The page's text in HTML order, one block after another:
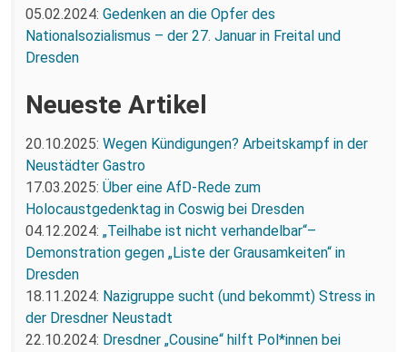
05.02.2024: Gedenken an die Opfer des
Nationalsozialismus – der 27. Januar in Freital und
Dresden
Neueste Artikel
20.10.2025: Wegen Kündigungen? Arbeitskampf in der
Neustädter Gastro
17.03.2025: Über eine AfD-Rede zum
Holocaustgedenktag in Coswig bei Dresden
04.12.2024: „Teilhabe ist nicht verhandelbar“–
Demonstration gegen „Liste der Grausamkeiten“ in
Dresden
18.11.2024: Nazigruppe sucht (und bekommt) Stress in
der Dresdner Neustadt
22.10.2024: Dresdner „Cousine“ hilft Pol*innen bei